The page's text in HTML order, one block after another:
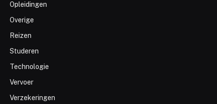
Opleidingen
Overige
Reizen
Studeren
Technologie
Vervoer
Verzekeringen